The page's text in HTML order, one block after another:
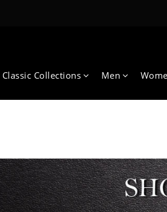
Classic Collections Men